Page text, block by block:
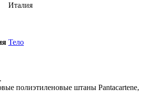
Италия
Тело
полиэтиленовые штаны Pantacartene,